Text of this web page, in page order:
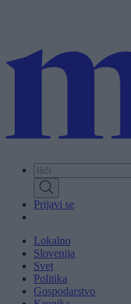
content
Prijavi se
Lokalno
Slovenija
Svet
Politika
Gospodarstvo